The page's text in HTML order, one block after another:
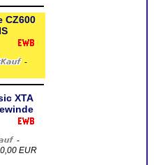
CZ600
-
XTA
-
EUR